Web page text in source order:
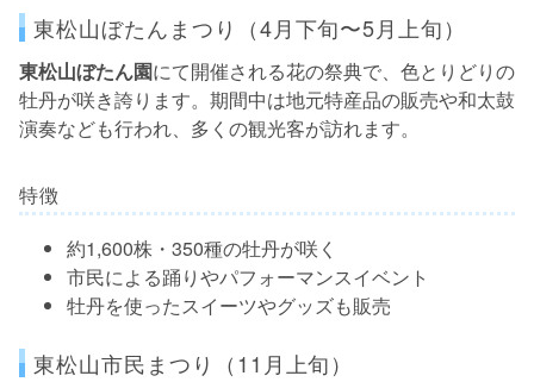
東松山ぼたんまつり（4月下旬〜5月上旬）
東松山ぼたん園にて開催される花の祭典で、色とりどりの
牡丹が咲き誇ります。期間中は地元特産品の販売や和太鼓
演奏なども行われ、多くの観光客が訪れます。
特徴
約1,600株・350種の牡丹が咲く
市民による踊りやパフォーマンスイベント
牡丹を使ったスイーツやグッズも販売
東松山市民まつり（11月上旬）